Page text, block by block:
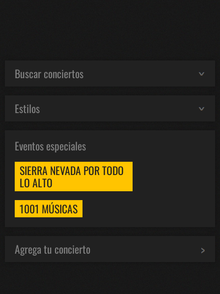
Buscar conciertos
Estilos
Eventos especiales
SIERRA NEVADA POR TODO
LO ALTO
1001 MÚSICAS
Agrega tu concierto